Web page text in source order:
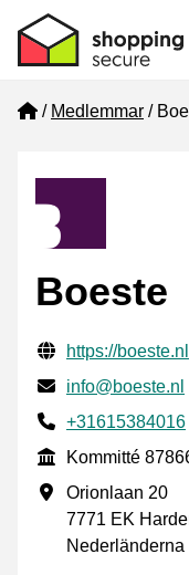
Home
Medlemmar
Boeste
Verifierade
Website URL
https://boeste.nl
E-post
info@boeste.nl
Phone number
+31615384016
Kommitté
Kommitté
Företagsadress
Orionlaan 20
7771 EK
Nederländerna